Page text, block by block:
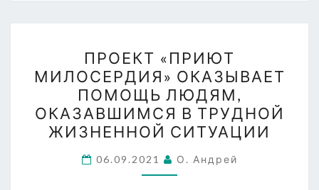
«ПРИЮТ
МИЛОСЕРДИЯ»
ОКАЗЫВАЕТ
ПОМОЩЬ
ЛЮДЯМ,
ОКАЗАВШИМСЯ
В
ПРОЕКТ «ПРИЮТ
МИЛОСЕРДИЯ» ОКАЗЫВАЕТ
ПОМОЩЬ ЛЮДЯМ,
ОКАЗАВШИМСЯ В ТРУДНОЙ
ЖИЗНЕННОЙ СИТУАЦИИ
06.09.2021 О. Андрей